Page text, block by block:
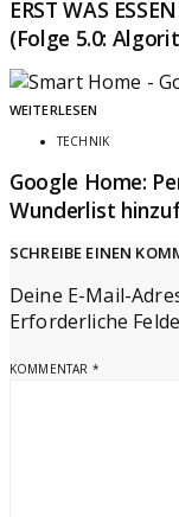
ERST WAS
(Folge 5.0:
WEITERLESEN
TECHNIK
Google Home:
Wunderlist
SCHREIBE EINEN
Deine E-Mail-
Erforderliche
KOMMENTAR *